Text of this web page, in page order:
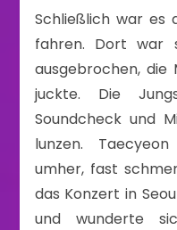
Schließlich war es
fahren. Dort war
ausgebrochen, die
juckte. Die
Soundcheck und
lunzen.
umher, fast
das Konzert in
und wunderte